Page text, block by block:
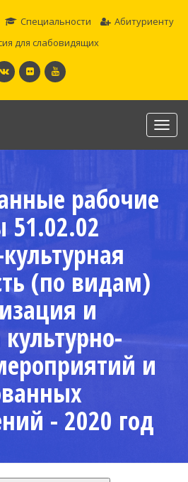
Специальности
Абитуриенту
для слабовидящих
рабочие
(по видам)
и
и
- 2020 год